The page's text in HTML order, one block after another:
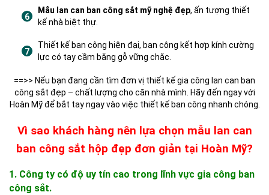
Mẫu lan can ban công sắt mỹ nghệ đẹp, ấn tượng thiết
kế nhà biệt thự.
Thiết kế ban công hiện đại, ban công kết hợp kính cường
lực có tay cầm bằng gỗ vững chắc.
==>> Nếu bạn đang cần tìm đơn vị thiết kế gia công lan can ban
công sắt đẹp – chất lượng cho căn nhà mình. Hãy đến ngay với
Hoàn Mỹ để bắt tay ngay vào việc thiết kế ban công nhanh chóng.
Vì sao khách hàng nên lựa chọn mẫu lan can
ban công sắt hộp đẹp đơn giản tại Hoàn Mỹ?
1. Công ty có độ uy tín cao trong lĩnh vực gia công ban
công sắt.